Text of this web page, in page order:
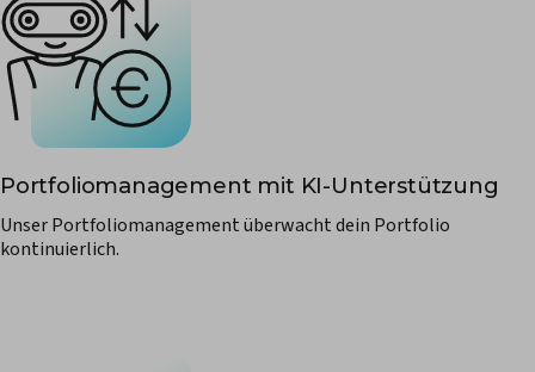
Portfoliomanagement mit KI-Unterstützung
Unser Portfoliomanagement überwacht dein Portfolio
kontinuierlich.